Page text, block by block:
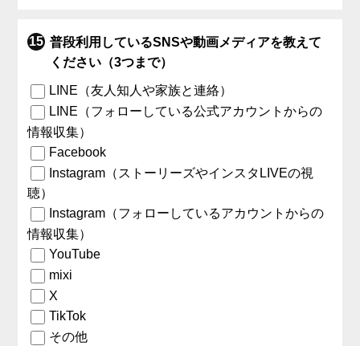
普段利用しているSNSや動画メディアを教えて
ください（3つまで）
LINE（友人知人や家族と連絡）
LINE（フォローしている公式アカウントからの
情報収集）
Facebook
Instagram（ストーリーズやインスタLIVEの視
聴）
Instagram（フォローしているアカウントからの
情報収集）
YouTube
mixi
X
TikTok
その他